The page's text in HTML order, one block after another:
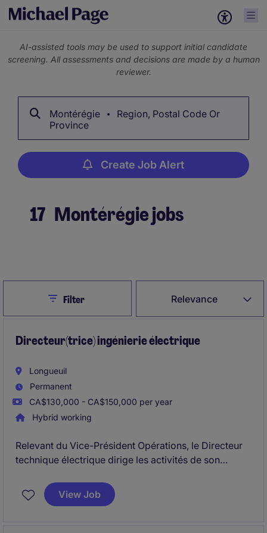
AI-assisted tools may be used to support initial candidate
screening. All assessments and decisions are made by a human
reviewer.
Montérégie
Region, Postal Code Or
Province
Create Job Alert
17 Montérégie jobs
Relevance
CloseFilter
Directeur(trice) ingénierie électrique
Longueuil
Permanent
CA$130,000 - CA$150,000 per year
Hybrid working
Relevant du Vice-Président Opérations, le Directeur
technique électrique dirige les activités de son
l'organisation. Il assure le développement des
équipes, l'excellence technique et l'intégration des
View Job